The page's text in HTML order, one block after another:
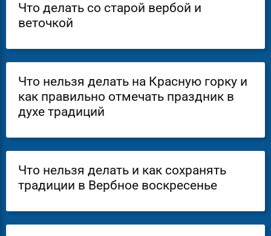
Что делать со старой вербой и
веточкой
Что нельзя делать на Красную горку и
как правильно отмечать праздник в
духе традиций
Что нельзя делать и как сохранять
традиции в Вербное воскресенье